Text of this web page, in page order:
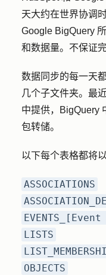
天大约在世界协调
Google BigQuery
和数据量。不保证
数据同步的每一天
几个子文件夹。最
中提供，BigQuery
包转储。
以下每个表格都将
ASSOCIATIONS
EVENTS_[Event
LISTS
OBJECTS